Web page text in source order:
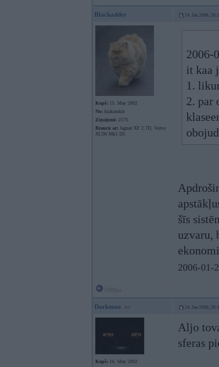
Blackadder 24. Jan 2006,
Kopš: 15. May 2002
No: Aizkraukle
Ziņojumi: 2175
Braucu ar: Jaguar XF 2.7D, Volvo
XC90 Mk1 D5
2006-
it kaa
1.
2. par
šīs
uzvaru,
2006-01-
Darkman 24. Jan 2006,
Kopš: 16. May 2002
Aljo
sferas